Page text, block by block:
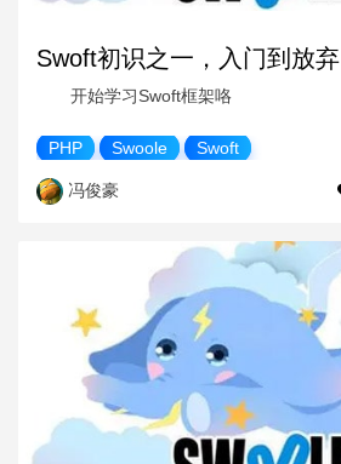
Swoft初识之一，入门到放弃
开始学习Swoft框架咯
PHP Swoole Swoft
冯俊豪